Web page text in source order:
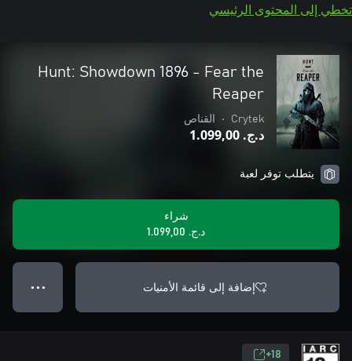
تخطي إلى المحتوى الرئيسي
Hunt: Showdown 1896 - Fear the
Reaper
Crytek
• القناص
د.ج.‏ 1.099,00
يتطلب توفر لعبة
شراء
د.ج.‏ 1.099,00
إضافة إلى قائمة الأمنيات ● ● ●
18+